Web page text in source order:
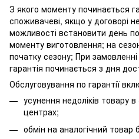
З якого моменту починається
споживачеві, якщо у договорі
можливості встановити день
моменту виготовлення; на
початку сезону; При
гарантія починається з дня
Обслуговування по гарантії
усунення недоліків товару
центрах;
обмін на аналогічний товар